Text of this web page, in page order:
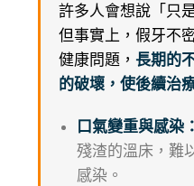
許多人會想說「只
但事實上，假牙不
健康問題，長期的
的破壞，使後續治
口氣變重與感染：
殘渣的溫床，難
感染。